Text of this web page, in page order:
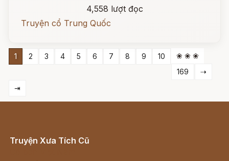
4,558 lượt đọc
Truyện cổ Trung Quốc
1 2 3 4 5 6 7 8 9 10
❀ ❀ ❀
169
⇢
⇥
Truyện Xưa Tích Cũ